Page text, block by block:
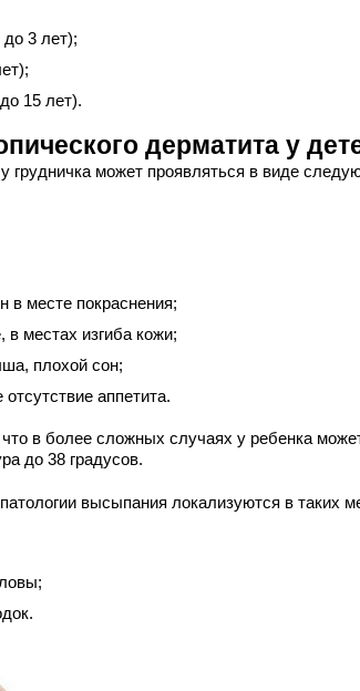
3 лет);
15 лет).
дерматита у
грудничка может проявляться в виде
в месте покраснения;
местах изгиба кожи;
плохой сон;
аппетита.
в более сложных случаях у ребенка
до 38 градусов.
высыпания локализуются в таких